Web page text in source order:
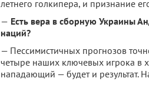
летнего голкипера, и признание
— Есть вера в сборную Украины
наций?
— Пессимистичных прогнозов
четыре наших ключевых игрока в
нападающий — будет и результат.